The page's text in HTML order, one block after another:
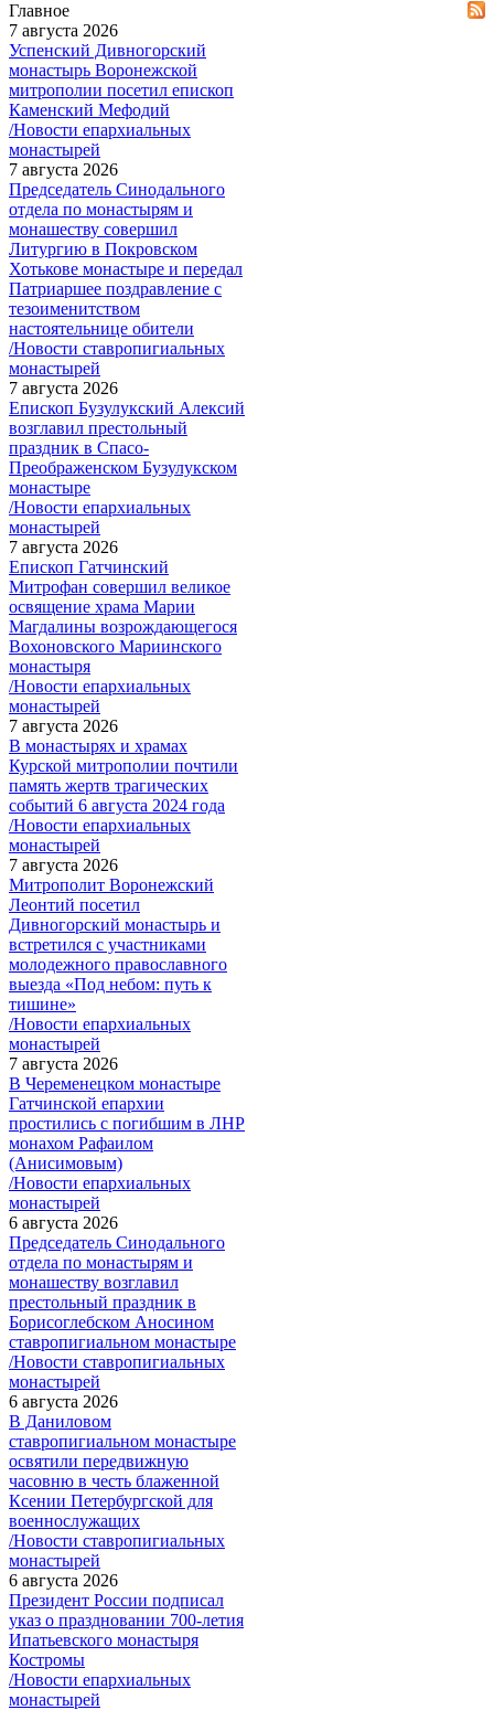
Главное
7 августа 2026
Успенский Дивногорский
монастырь Воронежской
митрополии посетил епископ
Каменский Мефодий
/Новости епархиальных
монастырей
7 августа 2026
Председатель Синодального
отдела по монастырям и
монашеству совершил
Литургию в Покровском
Хотькове монастыре и передал
Патриаршее поздравление с
тезоименитством
настоятельнице обители
/Новости ставропигиальных
монастырей
7 августа 2026
Епископ Бузулукский Алексий
возглавил престольный
праздник в Спасо-
Преображенском Бузулукском
монастыре
/Новости епархиальных
монастырей
7 августа 2026
Епископ Гатчинский
Митрофан совершил великое
освящение храма Марии
Магдалины возрождающегося
Вохоновского Мариинского
монастыря
/Новости епархиальных
монастырей
7 августа 2026
В монастырях и храмах
Курской митрополии почтили
память жертв трагических
событий 6 августа 2024 года
/Новости епархиальных
монастырей
7 августа 2026
Митрополит Воронежский
Леонтий посетил
Дивногорский монастырь и
встретился с участниками
молодежного православного
выезда «Под небом: путь к
тишине»
/Новости епархиальных
монастырей
7 августа 2026
В Череменецком монастыре
Гатчинской епархии
простились с погибшим в ЛНР
монахом Рафаилом
(Анисимовым)
/Новости епархиальных
монастырей
6 августа 2026
Председатель Синодального
отдела по монастырям и
монашеству возглавил
престольный праздник в
Борисоглебском Аносином
ставропигиальном монастыре
/Новости ставропигиальных
монастырей
6 августа 2026
В Даниловом
ставропигиальном монастыре
освятили передвижную
часовню в честь блаженной
Ксении Петербургской для
военнослужащих
/Новости ставропигиальных
монастырей
6 августа 2026
Президент России подписал
указ о праздновании 700-летия
Ипатьевского монастыря
Костромы
/Новости епархиальных
монастырей